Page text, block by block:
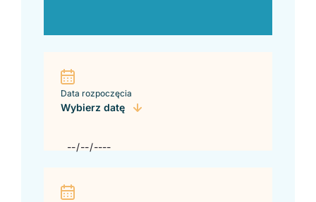
Data rozpoczęcia
Wybierz datę